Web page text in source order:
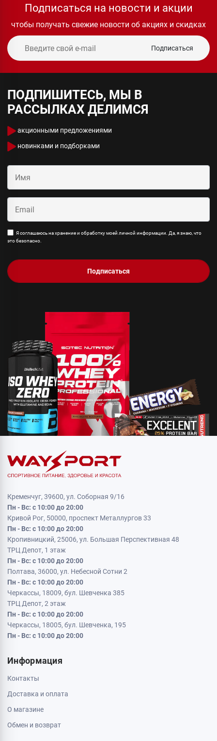
Подписаться на новости и акции
чтобы получать свежие новости об акциях и скидках
Подписаться
ПОДПИШИТЕСЬ, МЫ В
РАССЫЛКАХ ДЕЛИМСЯ
акционными предложениями
новинками и подборками
Я соглашаюсь на хранение и обработку моей личной информации. Да, я знаю, что
это безопасно.
Подписаться
Кременчуг, 39600, ул. Соборная 9/16
Пн - Вс: с 10:00 до 20:00
Кривой Рог, 50000, проспект Металлургов 33
Пн - Вс: с 10:00 до 20:00
Кропивницкий, 25006, ул. Большая Перспективная 48
ТРЦ Депот, 1 этаж
Пн - Вс: с 10:00 до 20:00
Полтава, 36000, ул. Небесной Сотни 2
Пн - Вс: с 10:00 до 20:00
Черкассы, 18009, бул. Шевченка 385
ТРЦ Депот, 2 этаж
Пн - Вс: с 10:00 до 20:00
Черкассы, 18005, бул. Шевченка, 195
Пн - Вс: с 10:00 до 20:00
Информация
Контакты
Доставка и оплата
О магазине
Обмен и возврат